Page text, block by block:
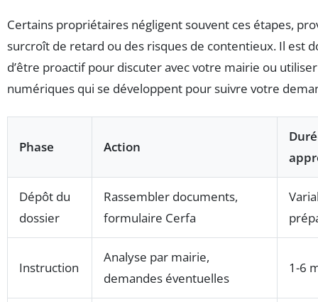
Certains propriétaires négligent souvent ces étapes,
surcroît de retard ou des risques de contentieux. Il est
d’être proactif pour discuter avec votre mairie ou
numériques qui se développent pour suivre votre
Phase Action
Dépôt du
dossier
Rassembler documents,
formulaire Cerfa
Instruction
Analyse par mairie,
demandes éventuelles
1-6